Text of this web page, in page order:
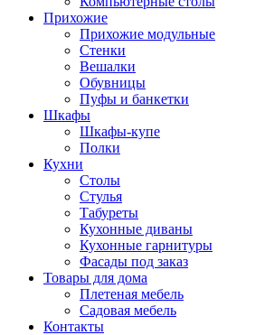
Прихожие
Прихожие модульные
Стенки
Вешалки
Обувницы
Пуфы и банкетки
Шкафы
Шкафы-купе
Полки
Кухни
Столы
Стулья
Табуреты
Кухонные диваны
Кухонные гарнитуры
Фасады под заказ
Товары для дома
Плетеная мебель
Садовая мебель
Контакты